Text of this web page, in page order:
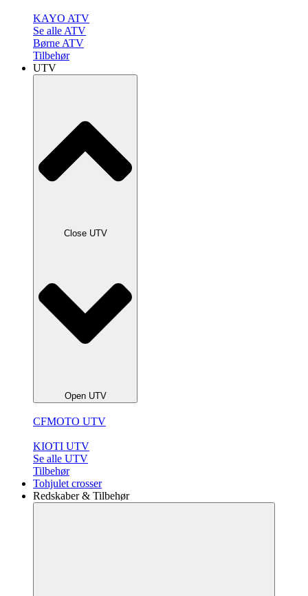
KAYO ATV
Se alle ATV
Børne ATV
Tilbehør
UTV
Close UTV
Open UTV
CFMOTO UTV
KIOTI UTV
Se alle UTV
Tilbehør
Tohjulet crosser
Redskaber & Tilbehør